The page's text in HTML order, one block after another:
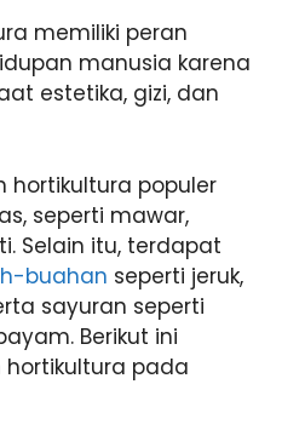
memiliki peran
manusia karena
estetika, gizi, dan
hortikultura populer
seperti mawar,
Selain itu, terdapat
buahan seperti jeruk,
sayuran seperti
Berikut ini
pada